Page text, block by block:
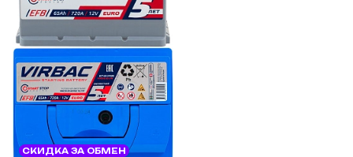
СКИДКА ЗА ОБМЕН